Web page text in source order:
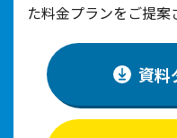
た料金プランをご提案
資料